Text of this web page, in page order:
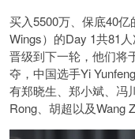
买入5500万、保底40亿
Wings）的Day 1共81
晋级到下一轮，他们将
夺，中国选手Yi
有郑晓生、郑小斌、冯
Rong、胡超以及Wang